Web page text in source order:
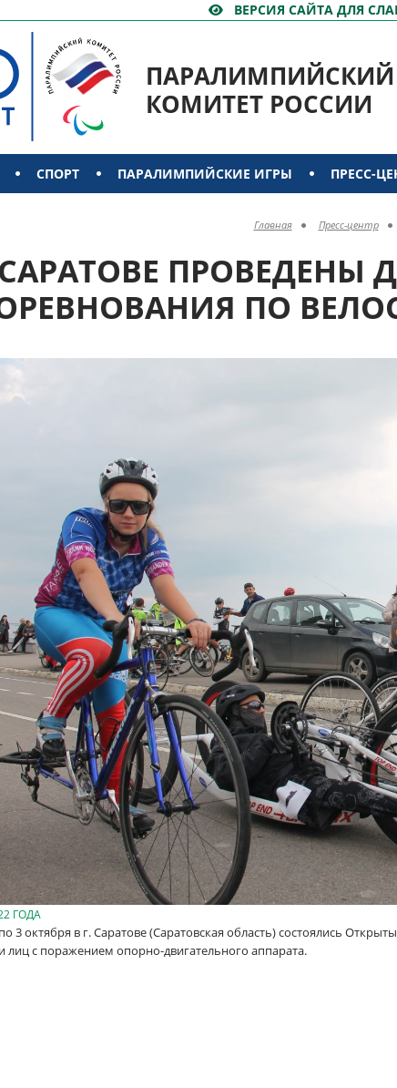
ВЕРСИЯ САЙТА ДЛЯ
ПАРАЛИМПИЙСКИЙ
КОМИТЕТ РОССИИ
СПОРТ ПАРАЛИМПИЙСКИЕ ИГРЫ ПРЕСС-
Главная Пресс-центр
ПРОВЕДЕНЫ
ПО
ГОДА
3 октября в г. Саратове (Саратовская область) состоялись
лиц с поражением опорно-двигательного аппарата.